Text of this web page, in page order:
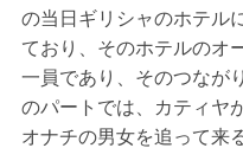
の当日ギリシャのホテル
ており、そのホテルのオ
一員であり、そのつなが
のパートでは、カティヤ
オナチの男女を追って来